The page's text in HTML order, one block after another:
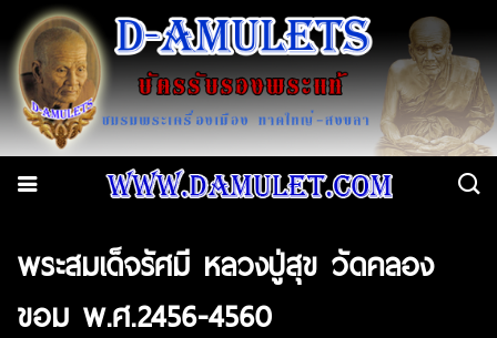
พระสมเด็จรัศมี หลวงปู่สุข วัดคลอง
ขอม พ.ศ.2456-4560